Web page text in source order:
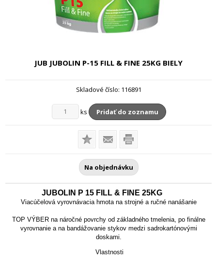
JUB JUBOLIN P-15 FILL & FINE 25KG BIELY
Skladové číslo: 116891
ks Pridať do zoznamu
Na objednávku
JUBOLIN P 15 FILL & FINE 25KG
Viacúčelová vyrovnávacia hmota na strojné a ručné nanášanie
TOP VÝBER na náročné povrchyod základného tmelenia, po finálne
vyrovnanie a na bandážovanie stykov medzi sadrokartónovými
doskami.
Vlastnosti